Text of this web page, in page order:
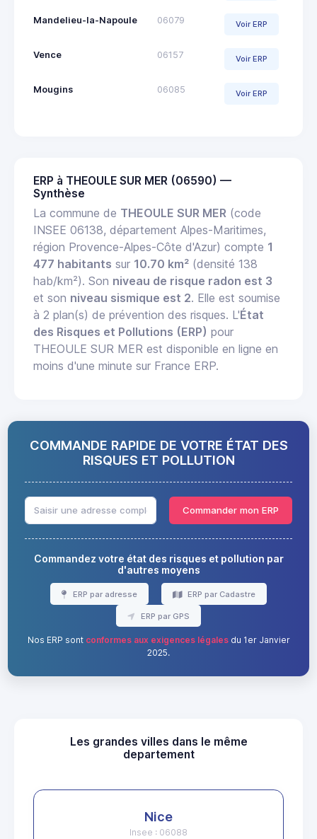
Mandelieu-la-Napoule 06079 Voir ERP
Vence 06157 Voir ERP
Mougins 06085 Voir ERP
ERP à THEOULE SUR MER (06590) —
Synthèse
La commune de THEOULE SUR MER (code
INSEE 06138, département Alpes-Maritimes,
région Provence-Alpes-Côte d'Azur) compte 1
477 habitants sur 10.70 km² (densité 138
hab/km²). Son niveau de risque radon est 3
et son niveau sismique est 2. Elle est soumise
à 2 plan(s) de prévention des risques. L'État
des Risques et Pollutions (ERP) pour
THEOULE SUR MER est disponible en ligne en
moins d'une minute sur France ERP.
COMMANDE RAPIDE DE VOTRE ÉTAT DES
RISQUES ET POLLUTION
Commander mon ERP
Commandez votre état des risques et pollution par
d'autres moyens
ERP par adresse ERP par Cadastre
ERP par GPS
Nos ERP sont conformes aux exigences légalesdu 1er Janvier
2025.
Les grandes villes dans le même
departement
Nice
Insee : 06088